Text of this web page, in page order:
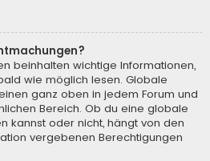
beinhalten wichtige Informationen,
wie möglich lesen. Globale
ganz oben in jedem Forum und
Bereich. Ob du eine globale
kannst oder nicht, hängt von den
vergebenen Berechtigungen